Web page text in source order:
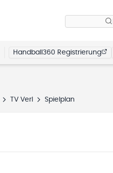
Handball360 Registrierung
TV Verl Spielplan